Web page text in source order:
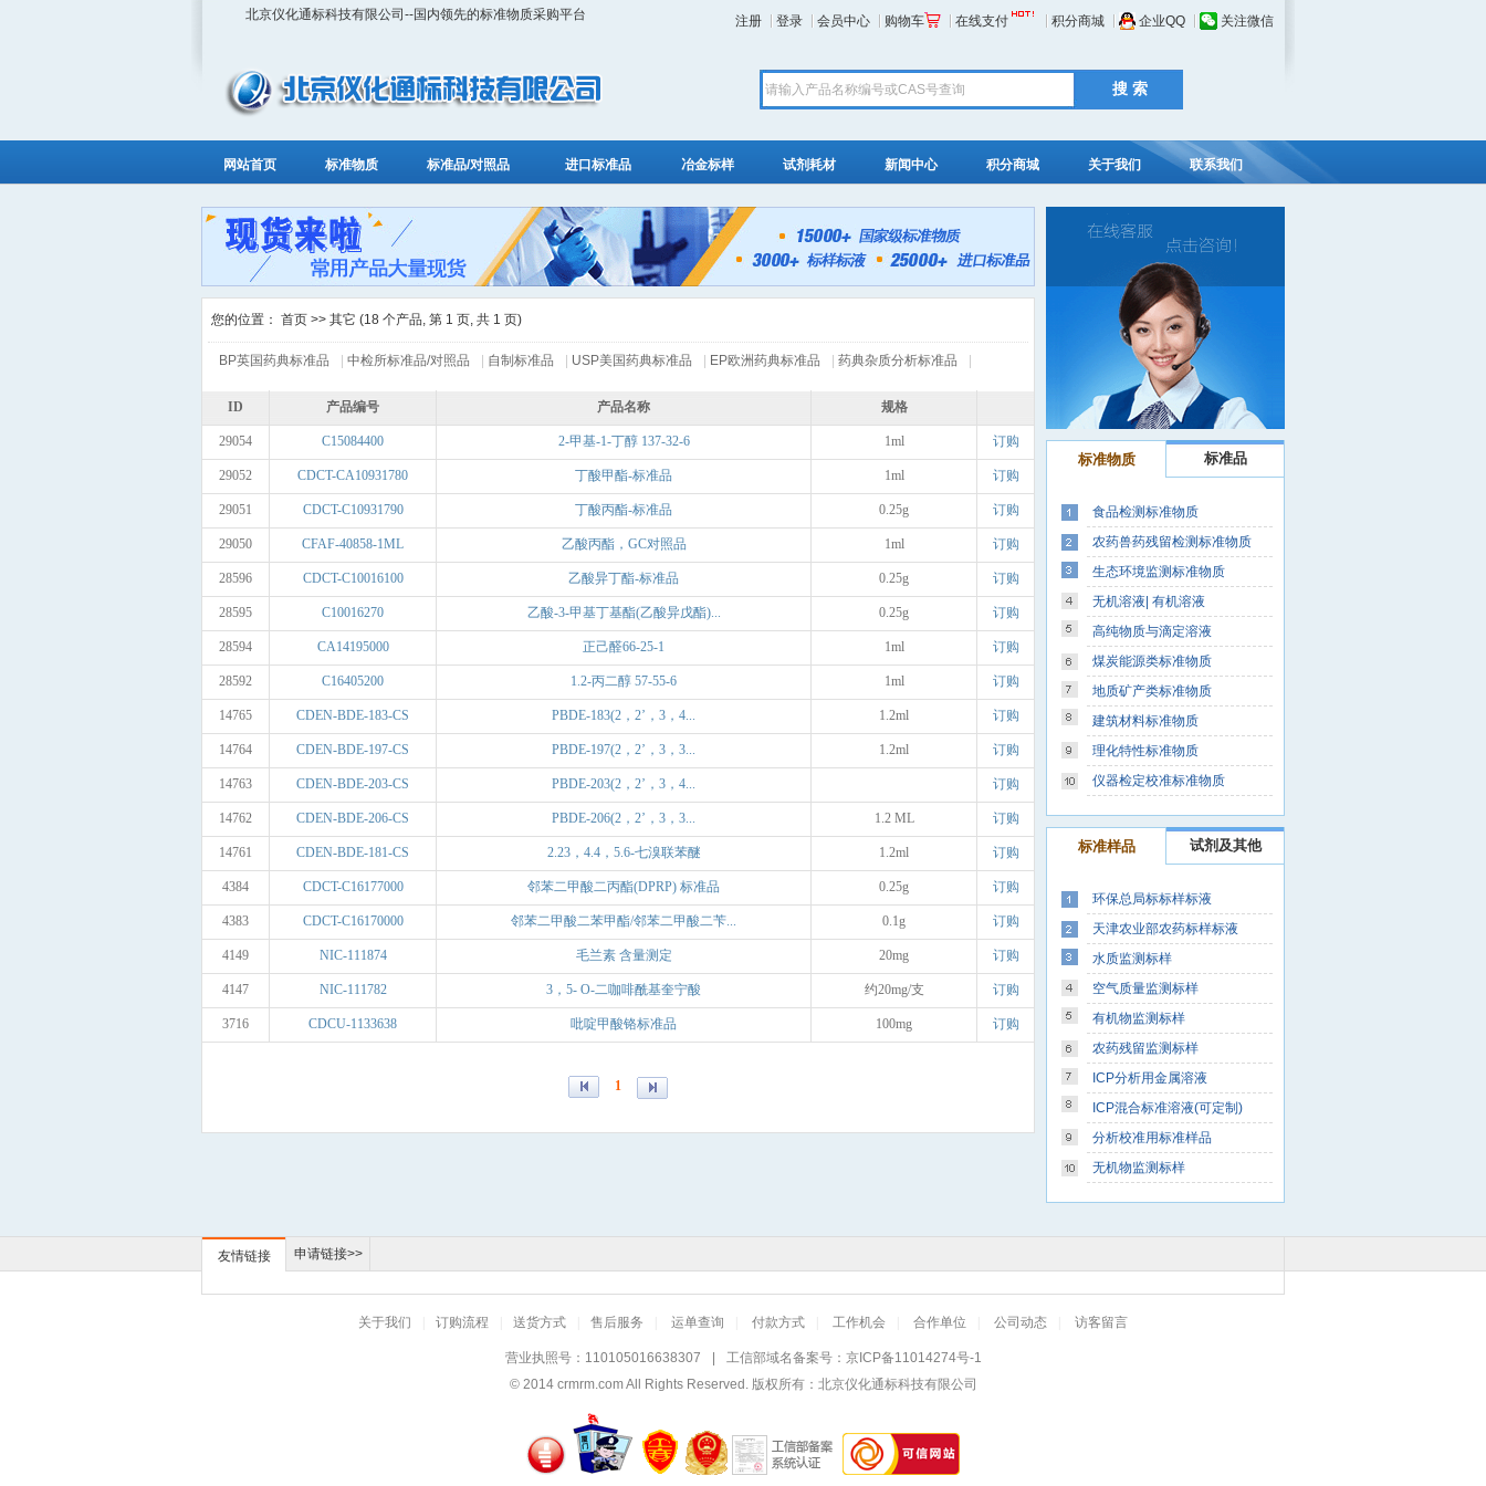
北京仪化通标科技有限公司--国内领先的标准物质采购平台 注册 登录 会员中心 购物车 在线支付 积分商城 企业QQ 关注微信
网站首页 标准物质 标准品/对照品 进口标准品 冶金标样 试剂耗材 新闻中心 积分商城 关于我们 联系我们
您的位置： 首页 >> 其它 (18 个产品, 第 1 页, 共 1 页)
BP英国药典标准品 中检所标准品/对照品 自制标准品 USP美国药典标准品 EP欧洲药典标准品 药典杂质分析标准品
ID 产品编号 产品名称 规格
29054 C15084400 2-甲基-1-丁醇 137-32-6 1ml 订购
29052 CDCT-CA10931780 丁酸甲酯-标准品 1ml 订购
29051 CDCT-C10931790 丁酸丙酯-标准品 0.25g 订购
29050 CFAF-40858-1ML 乙酸丙酯，GC对照品 1ml 订购
28596 CDCT-C10016100 乙酸异丁酯-标准品 0.25g 订购
28595 C10016270 乙酸-3-甲基丁基酯(乙酸异戊酯)... 0.25g 订购
28594 CA14195000 正己醛66-25-1 1ml 订购
28592 C16405200 1.2-丙二醇 57-55-6 1ml 订购
14765 CDEN-BDE-183-CS PBDE-183(2，2’，3，4... 1.2ml 订购
14764 CDEN-BDE-197-CS PBDE-197(2，2’，3，3... 1.2ml 订购
14763 CDEN-BDE-203-CS PBDE-203(2，2’，3，4... 订购
14762 CDEN-BDE-206-CS PBDE-206(2，2’，3，3... 1.2 ML 订购
14761 CDEN-BDE-181-CS 2.23，4.4，5.6-七溴联苯醚 1.2ml 订购
4384 CDCT-C16177000 邻苯二甲酸二丙酯(DPRP) 标准品 0.25g 订购
4383 CDCT-C16170000 邻苯二甲酸二苯甲酯/邻苯二甲酸二苄... 0.1g 订购
4149 NIC-111874 毛兰素 含量测定 20mg 订购
4147 NIC-111782 3，5- O-二咖啡酰基奎宁酸 约20mg/支 订购
3716 CDCU-1133638 吡啶甲酸铬标准品 100mg 订购
1
标准物质 标准品
食品检测标准物质
农药兽药残留检测标准物质
生态环境监测标准物质
无机溶液| 有机溶液
高纯物质与滴定溶液
煤炭能源类标准物质
地质矿产类标准物质
建筑材料标准物质
理化特性标准物质
仪器检定校准标准物质
标准样品 试剂及其他
环保总局标标样标液
天津农业部农药标样标液
水质监测标样
空气质量监测标样
有机物监测标样
农药残留监测标样
ICP分析用金属溶液
ICP混合标准溶液(可定制)
分析校准用标准样品
无机物监测标样
友情链接 申请链接>>
关于我们 订购流程 送货方式 售后服务 运单查询 付款方式 工作机会 合作单位 公司动态 访客留言
营业执照号：110105016638307 工信部域名备案号： 京ICP备11014274号-1
© 2014 crmrm.comAll Rights Reserved. 版权所有：北京仪化通标科技有限公司